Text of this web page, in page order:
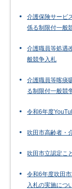
介護保険サービ
係る制限付一般
介護職員等処遇
般競争入札
介護職員等喀痰
る制限付一般競
令和6年度
吹田市高齢者・
吹田市立認定こ
令和6年度吹田
入札の実施につ